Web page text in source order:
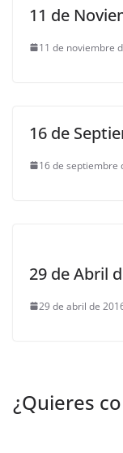
11 de
11 de noviembre
16 de
16 de septiembre
29 de Abril
29 de abril de
¿Quieres